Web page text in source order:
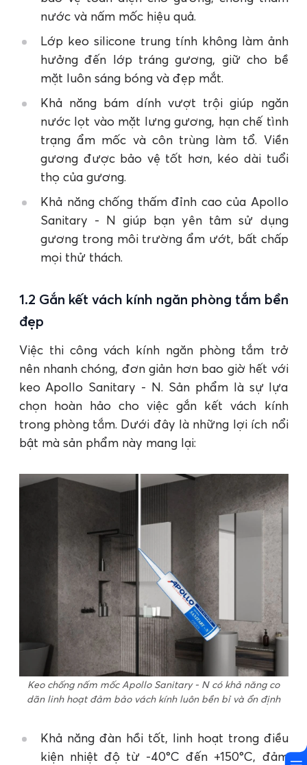
nước và nấm mốc hiệu quả.
Lớp keo silicone trung tính không làm ảnh
hưởng đến lớp tráng gương, giữ cho bề
mặt luôn sáng bóng và đẹp mắt.
Khả năng bám dính vượt trội giúp ngăn
nước lọt vào mặt lưng gương, hạn chế tình
trạng ẩm mốc và côn trùng làm tổ. Viền
gương được bảo vệ tốt hơn, kéo dài tuổi
thọ của gương.
Khả năng chống thấm đỉnh cao của Apollo
Sanitary - N giúp bạn yên tâm sử dụng
gương trong môi trường ẩm ướt, bất chấp
mọi thử thách.
1.2 Gắn kết vách kính ngăn phòng tắm bền
đẹp
Việc thi công vách kính ngăn phòng tắm trở
nên nhanh chóng, đơn giản hơn bao giờ hết với
keo Apollo Sanitary - N. Sản phẩm là sự lựa
chọn hoàn hảo cho việc gắn kết vách kính
trong phòng tắm. Dưới đây là những lợi ích nổi
bật mà sản phẩm này mang lại:
Keo chống nấm mốc Apollo Sanitary - N có khả năng co
dãn linh hoạt đảm bảo vách kính luôn bền bỉ và ổn định
Khả năng đàn hồi tốt, linh hoạt trong điều
kiện nhiệt độ từ -40°C đến +150°C, đảm